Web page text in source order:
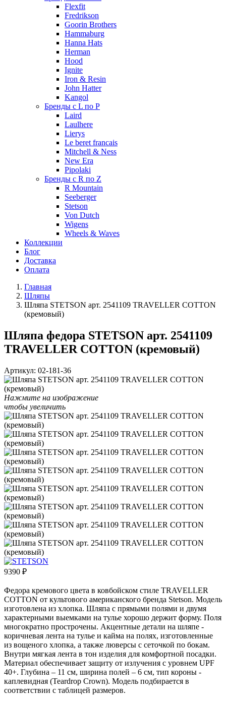
Flexfit
Fredrikson
Goorin Brothers
Hammaburg
Hanna Hats
Herman
Hood
Ignite
Iron & Resin
John Hatter
Kangol
Бренды с L по P
Laird
Laulhere
Lierys
Le beret francais
Mitchell & Ness
New Era
Pipolaki
Бренды с R по Z
R Mountain
Seeberger
Stetson
Von Dutch
Wigens
Wheels & Waves
Коллекции
Блог
Доставка
Оплата
Главная
Шляпы
Шляпа STETSON арт. 2541109 TRAVELLER COTTON
(кремовый)
Шляпа федора STETSON арт. 2541109
TRAVELLER COTTON (кремовый)
Артикул: 02-181-36
Нажмите на изображение
чтобы увеличить
9390 ₽
Федора кремового цвета в ковбойском стиле TRAVELLER
COTTON от культового американского бренда Stetson. Модель
изготовлена из хлопка. Шляпа с прямыми полями и двумя
характерными выемками на тулье хорошо держит форму. Поля
многократно прострочены. Акцентные детали на шляпе -
коричневая лента на тулье и кайма на полях, изготовленные
из вощеного хлопка, а также люверсы с сеточкой по бокам.
Внутри мягкая лента в тон изделия для комфортной посадки.
Материал обеспечивает защиту от излучения с уровнем UPF
40+. Глубина – 11 см, ширина полей – 6 см, тип короны -
каплевидная (Teardrop Crown). Модель подбирается в
соответствии с таблицей размеров.